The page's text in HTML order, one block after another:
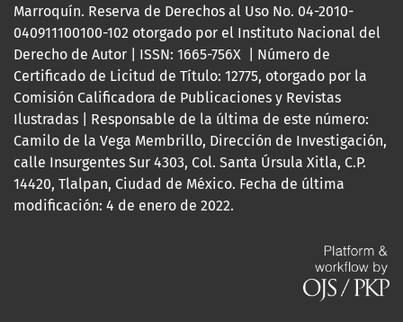
Marroquín. Reserva de Derechos al Uso No. 04-2010-
040911100100-102 otorgado por el Instituto Nacional del
Derecho de Autor | ISSN: 1665-756X | Número de
Certificado de Licitud de Título: 12775, otorgado por la
Comisión Calificadora de Publicaciones y Revistas
Ilustradas | Responsable de la última de este número:
Camilo de la Vega Membrillo, Dirección de Investigación,
calle Insurgentes Sur 4303, Col. Santa Úrsula Xitla, C.P.
14420, Tlalpan, Ciudad de México. Fecha de última
modificación: 4 de enero de 2022.